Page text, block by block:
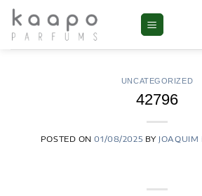
Skip
content
UNCATEGORIZED
42796
POSTED ON01/08/2025 BY JOAQUIM